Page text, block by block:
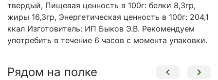
твердый, Пищевая ценность в 100г: белки 8,3гр,
жиры 16,3гр, Энергетическая ценность в 100г: 204,1
ккал Изготовитель: ИП Быков Э.В. Рекомендуем
употребить в течение 6 часов с момента упаковки.
Рядом на полке